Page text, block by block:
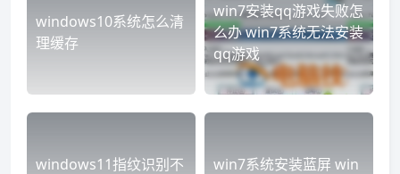
windows10系统怎么清
理缓存
win7安装qq游戏失败怎
么办 win7系统无法安装
qq游戏
windows11指纹识别不
win7系统安装蓝屏 win